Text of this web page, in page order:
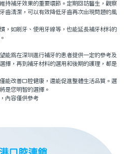
補牙效果的重要環節。定期回訪醫生，觀察
齒清潔，可以有效降低牙齒再次出現問題的風
如刷牙、使用牙線等，也能延長補牙材料的
爲在深圳進行補牙的患者提供一定的參考及
擇，再到補牙材料的選用和後期的護理，都是
改善口腔健康，還能促進整體生活品質。選
是您明智的選擇。
內容僅供參考